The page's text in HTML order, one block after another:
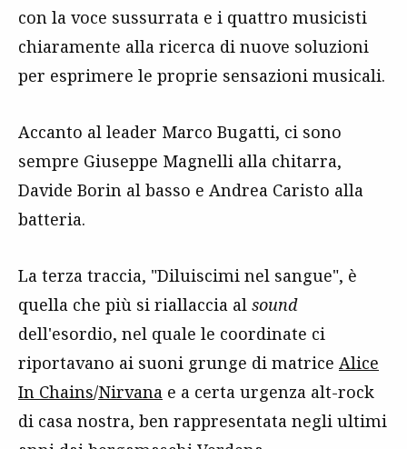
con la voce sussurrata e i quattro musicisti
chiaramente alla ricerca di nuove soluzioni
per esprimere le proprie sensazioni musicali.
Accanto al leader Marco Bugatti, ci sono
sempre Giuseppe Magnelli alla chitarra,
Davide Borin al basso e Andrea Caristo alla
batteria.
La terza traccia, "Diluiscimi nel sangue", è
quella che più si riallaccia al sound
dell'esordio, nel quale le coordinate ci
riportavano ai suoni grunge di matrice Alice
In Chains/Nirvana e a certa urgenza alt-rock
di casa nostra, ben rappresentata negli ultimi